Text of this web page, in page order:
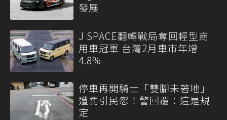
發展
J SPACE翻轉戰局奪回輕型商
用車冠軍 台灣2月車市年增
4.8%
停車再開騎士「雙腳未著地」
遭罰引民怨！警回覆：這是規
定